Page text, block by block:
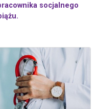
socjalnego